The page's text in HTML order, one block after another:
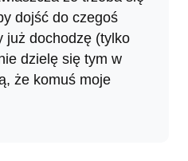
dojść do czegoś
już dochodzę (tylko
dzielę się tym w
że komuś moje